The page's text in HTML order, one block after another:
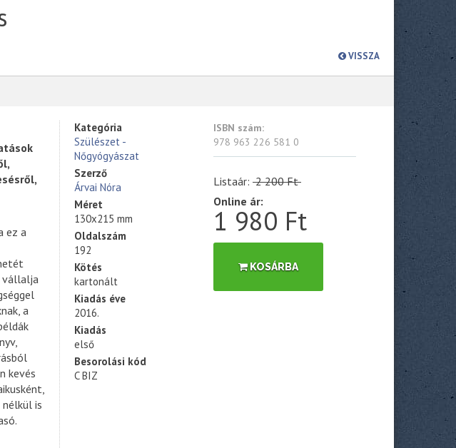
VISSZA
ez a
vállalja
a
kevés
is
Kategória
Szülészet -
Nőgyógyászat
Szerző
Árvai Nóra
Méret
130x215 mm
Oldalszám
192
Kötés
kartonált
Kiadás éve
2016.
Kiadás
első
Besorolási kód
C BIZ
ISBN szám:
978 963 226 581 0
Listaár: 2 200 Ft
Online ár:
1 980 Ft
KOSÁRBA